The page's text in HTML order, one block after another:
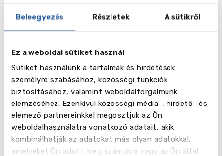
Beleegyezés Részletek A sütikről
Ez a weboldal sütiket használ
Sütiket használunk a tartalmak és hirdetések
személyre szabásához, közösségi funkciók
biztosításához, valamint weboldalforgalmunk
elemzéséhez. Ezenkívül közösségi média-, hirdető- és
elemező partnereinkkel megosztjuk az Ön
weboldalhasználatra vonatkozó adatait, akik
kombinálhatják az adatokat más olyan adatokkal,
amelyeket Ön adott meg számukra vagy az Ön által
EUR
307.00